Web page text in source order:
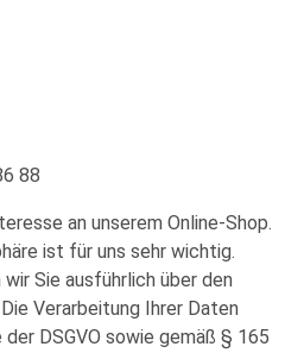
88
an unserem Online-Shop.
ist für uns sehr wichtig.
Sie ausführlich über den
Verarbeitung Ihrer Daten
DSGVO sowie gemäß § 165